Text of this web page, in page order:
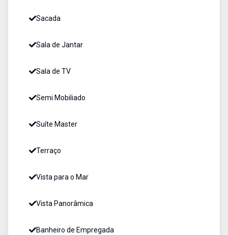
Sacada
Sala de Jantar
Sala de TV
Semi Mobiliado
Suíte Master
Terraço
Vista para o Mar
Vista Panorâmica
Banheiro de Empregada